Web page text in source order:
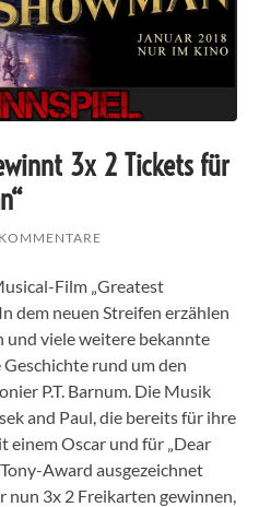
3x 2 Tickets für
Film „Greatest
dem neuen Streifen erzählen
und viele weitere bekannte
rund um den
P.T. Barnum. Die Musik
and Paul, die bereits für ihre
einem Oscar und für „Dear
Award ausgezeichnet
nun 3x 2 Freikarten gewinnen,